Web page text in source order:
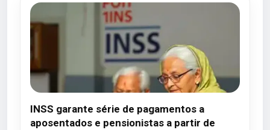
INSS garante série de pagamentos a
aposentados e pensionistas a partir de